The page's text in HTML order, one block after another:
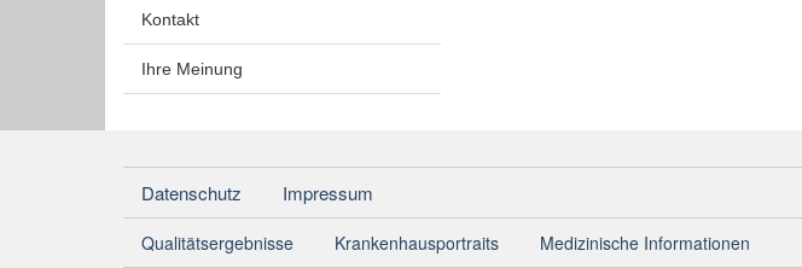
Kontakt
Ihre Meinung
Datenschutz Impressum
Qualitätsergebnisse Krankenhausportraits Medizinische Informationen